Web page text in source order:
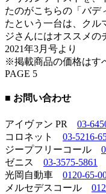
たのがこちらの「バデ
たという一台は、クル
ジさんにはオススメの
2021年3月号より
※掲載商品の価格はす
PAGE 5
■ お問い合わせ
アイヴァン PR 03-
コロネット 03-5216-
ジープフリーコール
ゼニス 03-3575-5861
光岡自動車 0120-65-
メルセデスコール